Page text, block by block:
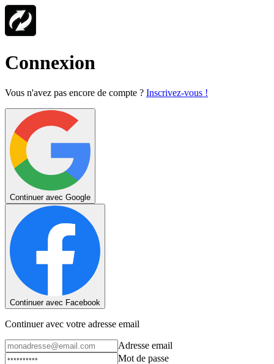
Connexion
Vous n'avez pas encore de compte ? Inscrivez-vous !
Continuer avec Google
Continuer avec Facebook
Continuer avec votre adresse email
Adresse email
Mot de passe